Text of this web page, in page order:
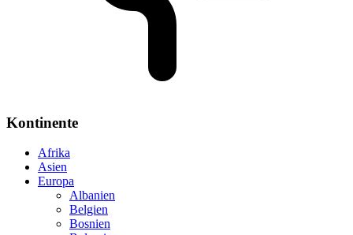
Kontinente
Afrika
Asien
Europa
Albanien
Belgien
Bosnien